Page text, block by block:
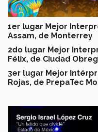
1er lugar Mejor
Assam, de Monterrey
2do lugar Mejor
Félix, de Ciudad
3er lugar Mejor
Rojas, de PrepaTec